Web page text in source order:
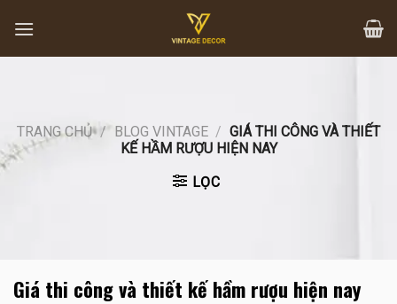
content
TRANG CHỦ / BLOG VINTAGE / GIÁ THI CÔNG VÀ THIẾT
KẾ HẦM RƯỢU HIỆN NAY
LỌC
Giá thi công và thiết kế hầm rượu hiện nay